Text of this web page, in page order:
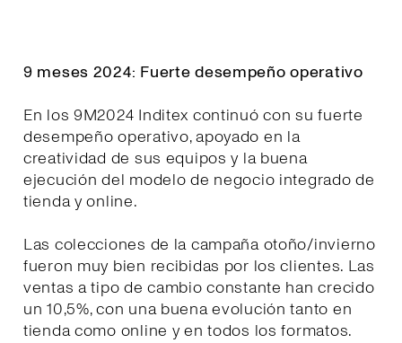
9 meses 2024: Fuerte desempeño operativo
En los 9M2024 Inditex continuó con su fuerte
desempeño operativo, apoyado en la
creatividad de sus equipos y la buena
ejecución del modelo de negocio integrado de
tienda y online.
Las colecciones de la campaña otoño/invierno
fueron muy bien recibidas por los clientes. Las
ventas a tipo de cambio constante han crecido
un 10,5%, con una buena evolución tanto en
tienda como online y en todos los formatos.